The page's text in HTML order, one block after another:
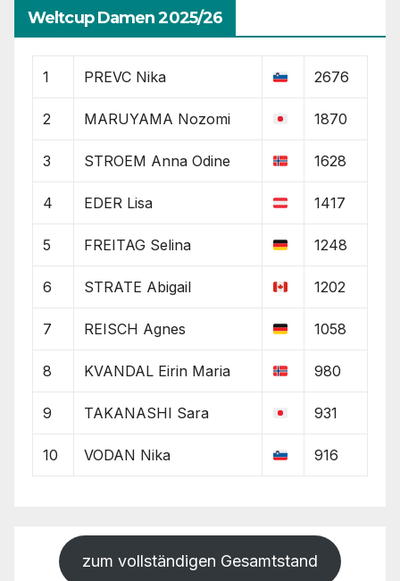
Weltcup Damen 2025/26
1 PREVC Nika 2676
2 MARUYAMA Nozomi 1870
3 STROEM Anna Odine 1628
4 EDER Lisa 1417
5 FREITAG Selina 1248
6 STRATE Abigail 1202
7 REISCH Agnes 1058
8 KVANDAL Eirin Maria 980
9 TAKANASHI Sara 931
10 VODAN Nika 916
zum vollständigen Gesamtstand